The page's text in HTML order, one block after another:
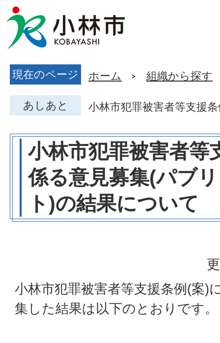
現在のページ ホーム 組織から探す
あしあと 小林市犯罪被害者等支援
小林市犯罪被害者等
係る意見募集(パブ
ト)の結果について
小林市犯罪被害者等支援条例(案)
集した結果は以下のとおりです。